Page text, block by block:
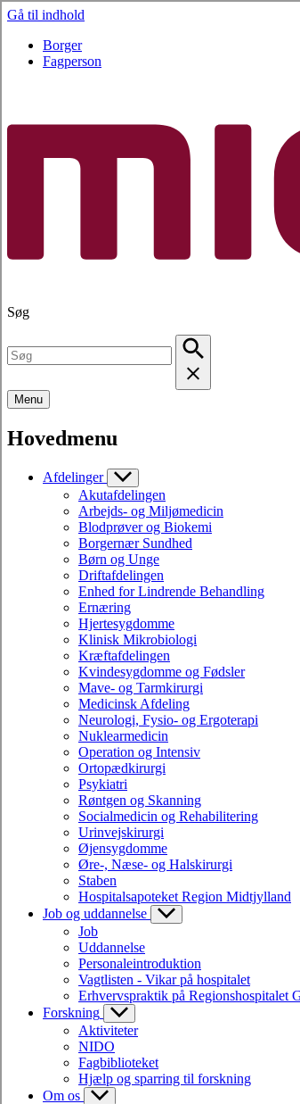
Gå til indhold
Borger
Fagperson
Søg
Menu
Hovedmenu
Afdelinger
Akutafdelingen
Arbejds- og Miljømedicin
Blodprøver og Biokemi
Borgernær Sundhed
Børn og Unge
Driftafdelingen
Enhed for Lindrende Behandling
Ernæring
Hjertesygdomme
Klinisk Mikrobiologi
Kræftafdelingen
Kvindesygdomme og Fødsler
Mave- og Tarmkirurgi
Medicinsk Afdeling
Neurologi, Fysio- og Ergoterapi
Nuklearmedicin
Operation og Intensiv
Ortopædkirurgi
Psykiatri
Røntgen og Skanning
Socialmedicin og Rehabilitering
Urinvejskirurgi
Øjensygdomme
Øre-, Næse- og Halskirurgi
Staben
Hospitalsapoteket Region Midtjylland
Job og uddannelse
Job
Uddannelse
Personaleintroduktion
Vagtlisten - Vikar på hospitalet
Erhvervspraktik på Regionshospitalet
Forskning
Aktiviteter
NIDO
Fagbiblioteket
Hjælp og sparring til forskning
Om os